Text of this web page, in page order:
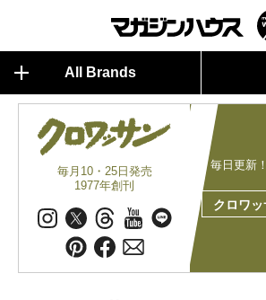
All Brands
毎月10・25日発売
1977年創刊
毎日更新
クロワ